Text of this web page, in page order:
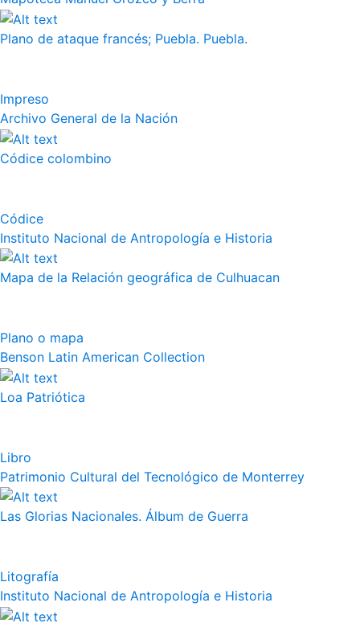
Plano de ataque francés; Puebla. Puebla.
Impreso
Archivo General de la Nación
Códice colombino
Códice
Instituto Nacional de Antropología e Historia
Mapa de la Relación geográfica de Culhuacan
Plano o mapa
Benson Latin American Collection
Loa Patriótica
Libro
Patrimonio Cultural del Tecnológico de Monterrey
Las Glorias Nacionales. Álbum de Guerra
Litografía
Instituto Nacional de Antropología e Historia